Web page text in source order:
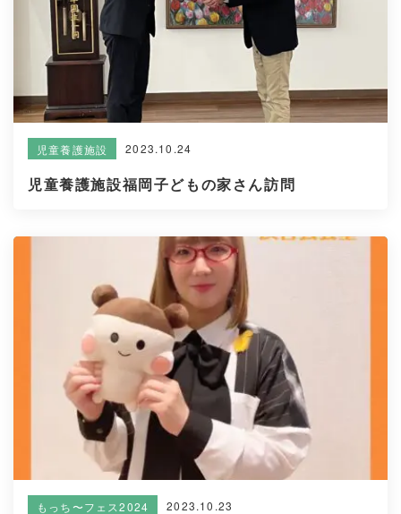
児童養護施設 2023.10.24
児童養護施設福岡子どもの家さん訪問
もっち〜フェス2024 2023.10.23